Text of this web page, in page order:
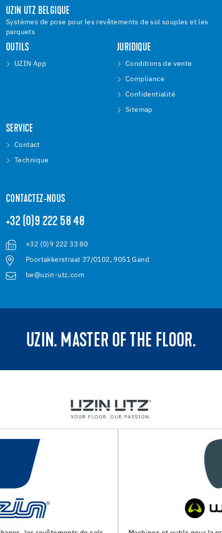
UZIN UTZ BELGIQUE
Systèmes de pose pour les revêtements de sol souples et les
parquets
OUTILS
UZIN App
JURIDIQUE
Conditions de vente
Compliance
Confidentialité
Sitemap
SERVICE
Contact
Technique
CONTACTEZ-NOUS
+32 (0)9 222 58 48
+32 (0)9 222 33 80
Poortakkerstraat 37/0102, 9051 Gand
be@uzin-utz.com
UZIN. MASTER OF THE FLOOR.